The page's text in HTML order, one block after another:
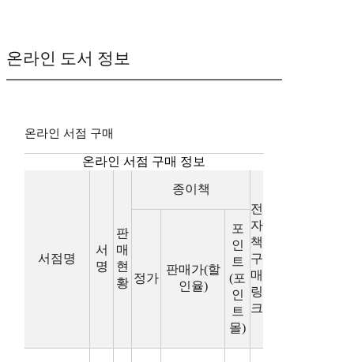
온라인 도서 정보
온라인 서점 구매
온라인 서점 구매 정보
서점명
서
명
판
매
현
황
종이책
전
자
책
구
매
링
크
정가
판매가(할
인율)
포
인
트
(포
인
트
몰)